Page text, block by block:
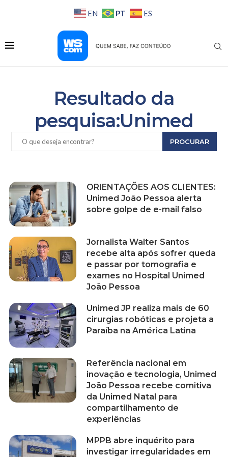
EN PT ES
Resultado da
pesquisa:Unimed
PROCURAR
ORIENTAÇÕES AOS CLIENTES:
Unimed João Pessoa alerta
sobre golpe de e-mail falso
Jornalista Walter Santos
recebe alta após sofrer queda
e passar por tomografia e
exames no Hospital Unimed
João Pessoa
Unimed JP realiza mais de 60
cirurgias robóticas e projeta a
Paraíba na América Latina
Referência nacional em
inovação e tecnologia, Unimed
João Pessoa recebe comitiva
da Unimed Natal para
compartilhamento de
experiências
MPPB abre inquérito para
investigar irregularidades em